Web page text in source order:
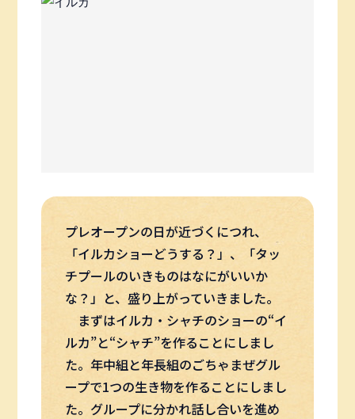
プレオープンの日が近づくにつれ、
「イルカショーどうする？」、「タッ
チプールのいきものはなにがいいか
な？」と、盛り上がっていきました。
まずはイルカ・シャチのショーの“イ
ルカ”と“シャチ”を作ることにしまし
た。年中組と年長組のごちゃまぜグル
ープで1つの生き物を作ることにしまし
た。グループに分かれ話し合いを進め